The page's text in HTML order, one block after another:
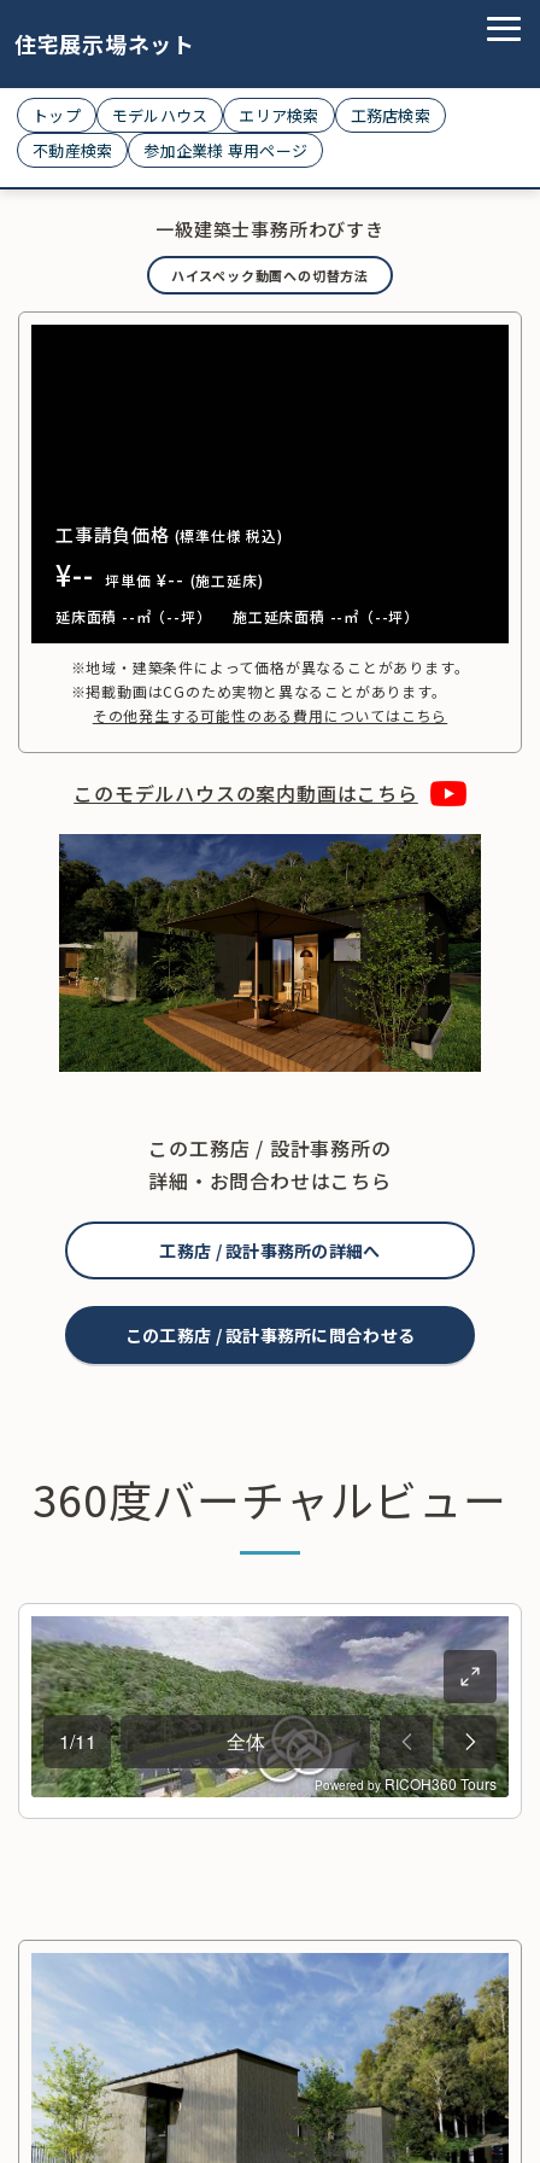
住宅展示場ネット
トップ モデルハウス エリア検索
工務店検索
不動産検索
参加企業様 専用ページ
一級建築士事務所わびすき
ハイスペック動画への切替方法
工事請負価格 (標準仕様 税込)
¥-- 坪単価 ¥-- (施工延床)
延床面積 --㎡（--坪）
施工延床面積 --㎡（--坪）
※地域・建築条件によって価格が異なることがあります。
※掲載動画はCGのため実物と異なることがあります。
その他発生する可能性のある費用についてはこちら
このモデルハウスの案内動画はこちら
この工務店 / 設計事務所の
詳細・お問合わせはこちら
工務店 / 設計事務所の詳細へ
この工務店 / 設計事務所に問合わせる
360度バーチャルビュー